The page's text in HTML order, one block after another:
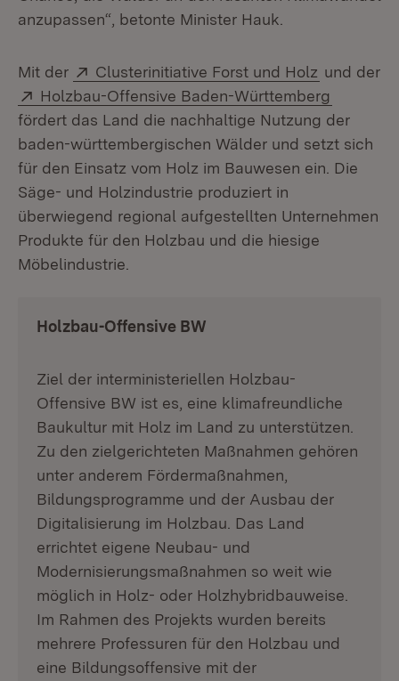
anzupassen“, betonte Minister Hauk.
Mit der Extern:
Clusterinitiative Forst und Holz (Öffnet in
und der
Extern:
Holzbau-Offensive Baden-Württemberg
fördert das Land die nachhaltige Nutzung der
baden-württembergischen Wälder und setzt sich
für den Einsatz vom Holz im Bauwesen ein. Die
Säge- und Holzindustrie produziert in
überwiegend regional aufgestellten Unternehmen
Produkte für den Holzbau und die hiesige
Möbelindustrie.
Holzbau-Offensive BW
Ziel der interministeriellen Holzbau-
Offensive BW ist es, eine klimafreundliche
Baukultur mit Holz im Land zu unterstützen.
Zu den zielgerichteten Maßnahmen gehören
unter anderem Fördermaßnahmen,
Bildungsprogramme und der Ausbau der
Digitalisierung im Holzbau. Das Land
errichtet eigene Neubau- und
Modernisierungsmaßnahmen so weit wie
möglich in Holz- oder Holzhybridbauweise.
Im Rahmen des Projekts wurden bereits
mehrere Professuren für den Holzbau und
eine Bildungsoffensive mit der